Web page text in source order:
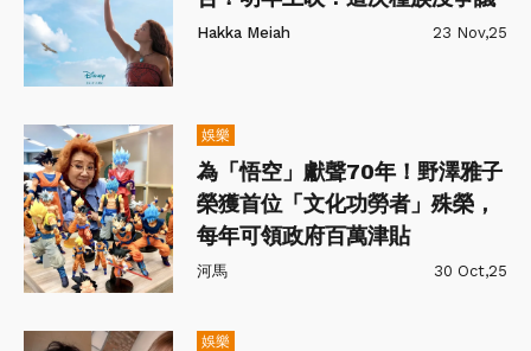
Hakka Meiah 23 Nov,25
娛樂
為「悟空」獻聲70年！野澤雅子
榮獲首位「文化功勞者」殊榮，
每年可領政府百萬津貼
河馬 30 Oct,25
娛樂